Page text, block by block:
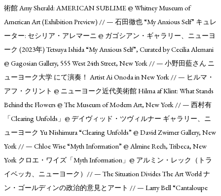
術館 Amy Sherald: AMERICAN SUBLIME @ Whitney Museum of
American Art (Exhibition Preview) // — 石田徹也 “My Anxious Self” キュレ
ーター: セシリア・アレマーニ @ ガゴシアン・ギャラリー、ニューヨ
ーク (2023年) Tetsuya Ishida “My Anxious Self”, Curated by Cecilia Alemani
@ Gagosian Gallery, 555 West 24th Street, New York // — 小野田藍さん ニ
ューヨーク大学 にて演奏！ Artist Ai Onoda in New York // — ヒルマ・
アフ・クリント @ ニューヨーク近代美術館 Hilma af Klint: What Stands
Behind the Flowers @ The Museum of Modern Art, New York // — 西村有
「Clearing Unfolds」@ デイヴィッド・ツヴィルナー ギャラリー、ニ
ューヨーク Yu Nishimura “Clearing Unfolds” @ David Zwirner Gallery, New
York // — Chloe Wise “Myth Information” @ Almine Rech, Tribeca, New
York クロエ・ワイズ「Myth Information」@ アルミン・レック（トラ
イベッカ、ニューヨーク）// — The Situation Divides The Art World ナ
ン・ゴールディンの政治的意見とアート // — Larry Bell “Cantaloupe